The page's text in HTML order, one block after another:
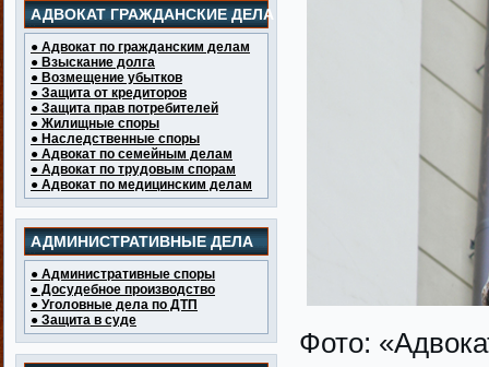
АДВОКАТ ГРАЖДАНСКИЕ ДЕЛА
● Адвокат по гражданским делам
● Взыскание долга
● Возмещение убытков
● Защита от кредиторов
● Защита прав потребителей
● Жилищные споры
● Наследственные споры
● Адвокат по семейным делам
● Адвокат по трудовым спорам
● Адвокат по медицинским делам
АДМИНИСТРАТИВНЫЕ ДЕЛА
● Административные споры
● Досудебное производство
● Уголовные дела по ДТП
● Защита в суде
Фото: